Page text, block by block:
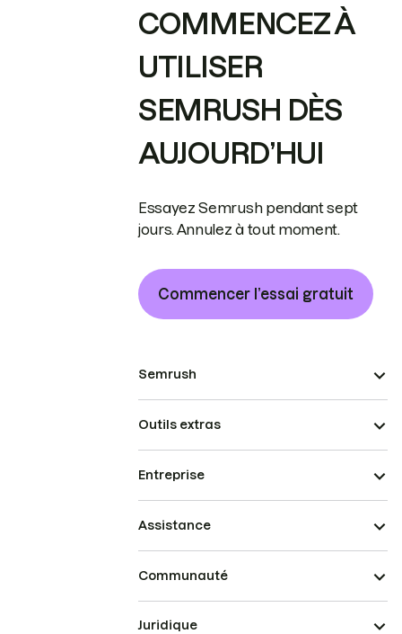
COMMENCEZ À
UTILISER
SEMRUSH DÈS
AUJOURD’HUI
Essayez Semrush pendant sept
jours. Annulez à tout moment.
Commencer l’essai gratuit
Semrush
Outils extras
Entreprise
Assistance
Communauté
Juridique